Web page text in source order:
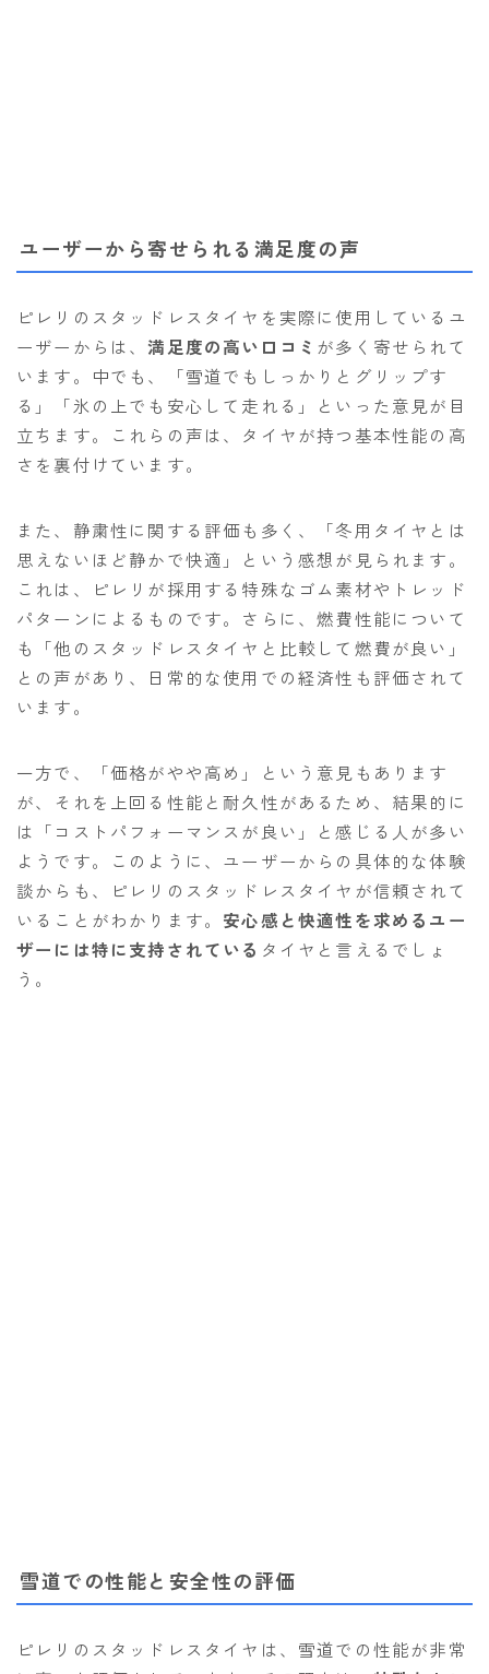
ユーザーから寄せられる満足度の声
ピレリのスタッドレスタイヤを実際に使用しているユ
ーザーからは、 満足度の高い口コミ が多く寄せられて
います。中でも、「雪道でもしっかりとグリップす
る」「氷の上でも安心して走れる」といった意見が目
立ちます。これらの声は、タイヤが持つ基本性能の高
さを裏付けています。
また、静粛性に関する評価も多く、「冬用タイヤとは
思えないほど静かで快適」という感想が見られます。
これは、ピレリが採用する特殊なゴム素材やトレッド
パターンによるものです。さらに、燃費性能について
も「他のスタッドレスタイヤと比較して燃費が良い」
との声があり、日常的な使用での経済性も評価されて
います。
一方で、「価格がやや高め」という意見もあります
が、それを上回る性能と耐久性があるため、結果的に
は「コストパフォーマンスが良い」と感じる人が多い
ようです。このように、ユーザーからの具体的な体験
談からも、ピレリのスタッドレスタイヤが信頼されて
いることがわかります。 安心感と快適性を求めるユー
ザーには特に支持されている タイヤと言えるでしょ
う。
雪道での性能と安全性の評価
ピレリのスタッドレスタイヤは、雪道での性能が非常